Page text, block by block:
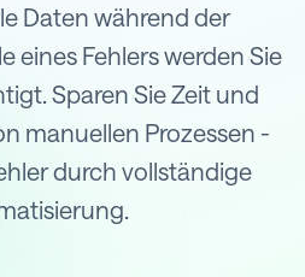
Daten während der
eines Fehlers werden Sie
Sparen Sie Zeit und
manuellen Prozessen -
durch vollständige